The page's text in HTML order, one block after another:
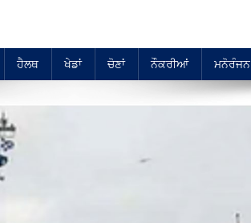
ਹੈਲਥ ਖੇਡਾਂ ਚੋਣਾਂ ਨੌਕਰੀਆਂ ਮਨੋਰੰਜਨ